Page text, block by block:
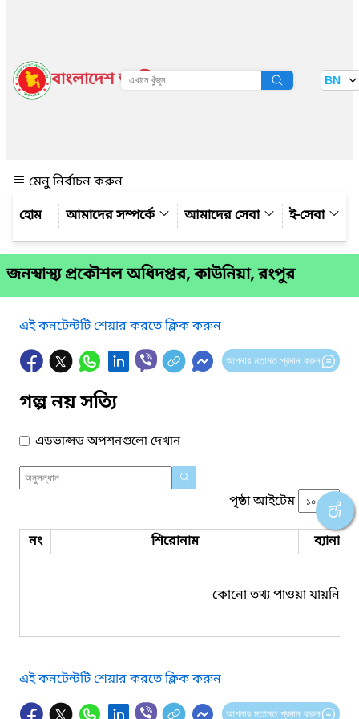
বাংলাদেশ জাতীয় তথ্য বাতায়ন BN
মেনু নির্বাচন করুন
আমাদের সম্পর্কে
আমাদের সেবা ই-সেবা
জনস্বাস্থ্য প্রকৌশল অধিদপ্তর, কাউনিয়া, রংপুর
এই কনটেন্টটি শেয়ার করতে ক্লিক করুন
আপনার মতামত প্রদান করুন
গল্প নয় সত্যি
এডভান্সড অপশনগুলো দেখান
পৃষ্ঠা আইটেম
নং শিরোনাম ব্যানার
কোনো তথ্য পাওয়া যায়নি।
এই কনটেন্টটি শেয়ার করতে ক্লিক করুন
আপনার মতামত প্রদান করুন